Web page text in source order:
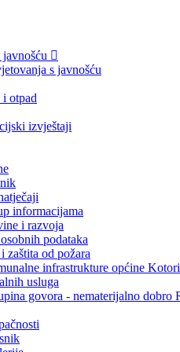
javnošću
s javnošću
i otpad
izvještaji
informacijama
i razvoja
podataka
zaštita od požara
infrastrukture općine
usluga
govora - nematerijalno dobro